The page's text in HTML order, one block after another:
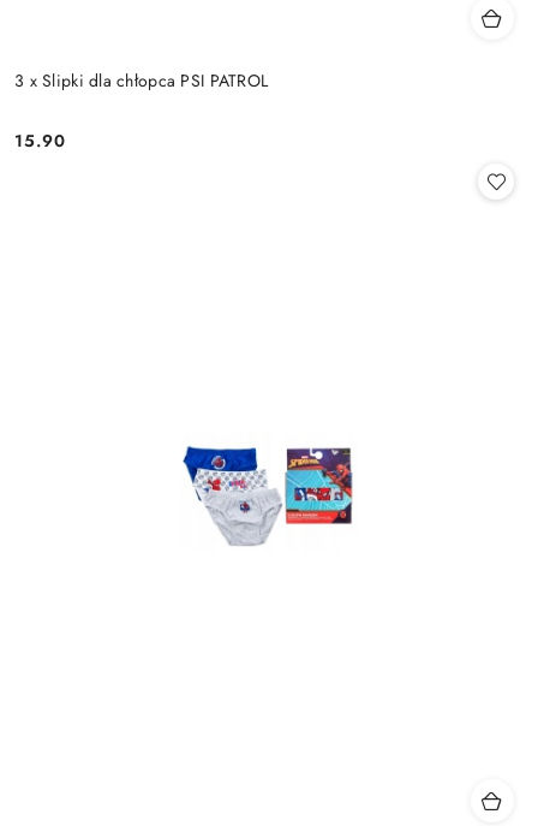
3 x Slipki dla chłopca PSI PATROL
Cena:
15.90